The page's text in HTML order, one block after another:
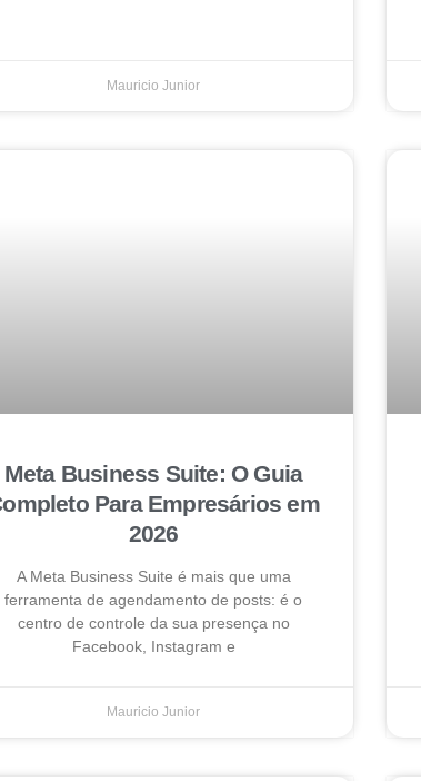
Mauricio Junior
Meta Business Suite: O Guia
Para Empresários em
2026
A Meta Business Suite é mais que uma
ferramenta de agendamento de posts: é o
centro de controle da sua presença no
Facebook, Instagram e
Mauricio Junior